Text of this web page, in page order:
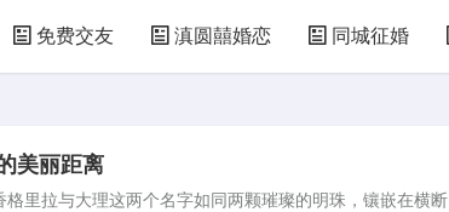
免费交友 滇圆囍婚恋 同城征婚
美丽距离
里拉与大理这两个名字如同两颗璀璨的明珠，镶嵌在横断